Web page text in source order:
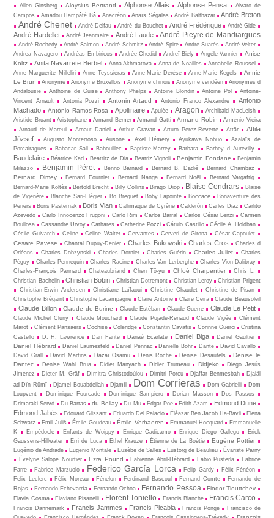
Allen Ginsberg
Aloysius Bertrand Alphonse Allais Alphonse Pensa
Alvaro de
Campos
Amadou Hampâté Bâ Anacréon Anaïs Ségalas André Balthazar André Breton
André Chenet André Delfau André du Bouchet André Frédérique André Gide
André Hardellet André Jeanmaire André Laude André Pieyre de Mandiargues
André Rochedy André Salmon André Schmitz André Spire André Suarès
André Velter
Andrea Navagero
Andréas Embiricos Andrée Chedid Andreï Biély Angèle Vannier
Anise
Koltz
Anita Navarrete Berbel Anna Akhmatova Anna de Noailles
Annabelle Roussel
Anne Marguerite Milleliri
Anne Teyssiéras Anne-Marie Derèse Anne-Marie Kegels
Annie
Le Brun
Anonyme Anonyme Bruxellois Anonyme chinois Anonyme vendéen
Anonymes d
Andalousie
Anthoine de Guise Anthony Phelps Antoine Blondin Antoine Pol
Antoine-
Vincent Arnault
Antonia Pozzi Antonin Artaud António Franco Alexandre
Antonio
Machado
António Ramos Rosa Apollinaire Apulée Aragon
Archibald MacLeish
Aristide Bruant
Aristophane Armand Bemer Armand Gatti Armand Robin
Arménio Vieira
Arnaud de Mareuil
Arnaut Daniel Arthur Cravan Arturo Perez-Reverte Attâr
Attila
József
Augusto Monterroso Ausone Axel Hémery Ayukawa Nobuo
Azalaïs de
Porcairagues
Babacar Sall Babouillec Baptiste-Marrey Barbara Barbey d Aurevilly
Baudelaire Béatrice Kad Beatritz de Dia Beatriz Vignoli Benjamin Fondane
Benjamin
Milazzo
Benjamin Péret Benno Barnard Bernard B. Dadié Bernard Chambaz
Bernard Dimey Bernard Fournier Bernard Nanga Bernard Noël
Bernard Vargaftig
Bernard-Marie Koltès
Bertold Brecht Billy Collins Birago Diop Blaise Cendrars
Blaise
de Vigenère
Blanche Sari-Flégier Bo Breguet Boby Lapointe Boccace
Bonaventure des
Periers
Boris Pasternak Boris Vian Callimaque de Cyrène Cal­derón Carles Diaz
Carlito
Azevedo
Carlo Innocenzo Frugoni Carlo Rim Carlos Barral Carlos César Lenzi
Carmen
Boullosa
Cassandre Urvoy Cathares Catherine Pozzi Cátulo Castillo
Cécile A. Holdban
Cécile Guivarch
Céline Céline Walter Cervantes Cerveri de Girona César Capoulet
Cesare Pavese Chantal Dupuy-Denier Charles Bukowski Charles Cros
Charles d
Orléans
Charles Dobzynski Charles Dornier Charles Guérin Charles Juliet
Charles
Péguy
Charles Pennequin Charles Racine Charles Van Lerberghe
Charles Vion Dalibray
Charles-François Pannard
Chateaubriand Chen Tö-yu Chloé Charpentier
Chris L.
Christian Bachelin
Christian Bobin Christian Dotremont Christian Leroy
Christian Prigent
Christian-Erwin Andersen
Christiane Laïfaoui Christine Chaudet
Christine de Pisan
Christophe Brégaint
Christophe Lacampagne Claire Antoine Claire Ceira Claude Beausoleil
Claude Billon Claude de Burine Claude Estéban Claude Guerre Claude Le Petit
Claude Michel Cluny Claude Mouchard Claude Pujade-Renaud Claude Vigée
Clément
Marot
Clément Pansaers Cochise Coleridge Constantin Cavafis Corinne Guerci
Cristina
Castello
D. H. Lawrence Dan Fante Danaé Ecarlate Daniel Biga Daniel Gaultier
Daniel Hébrard Daniel Laumesfeld Daniel Pennac Danielle Bohr Dante
David Cavallo
David Grall
David Martins Dazaï Osamu Denis Roche Denise Desautels
Denise le
Dantec
Denise Wahl Brua Didier Manyach Didier Trumeau Didjeko
Diego Jesús
Jiménez
Dieter M. Gräf Dìmitra Christodoùlou Dimitri Porcu Djaffar Benmesbah
Djalâl
ad-Dîn Rûmî
Djamel Bouabdellah Djamīl Dom Corrieras Dom Gabrielli
Dom
Loupvent
Dominique Fourcade Dominique Sampiero Dorian Masson
Dos Passos
Drimaraki-Servò
Du Bartas du Bellay Du Mu Edgar Poe Edith Azam
Edmond Dune
Edmond Jabès
Edouard Glissant Eduardo Del Palacio Éléazar Ben Jacob Ha-Bavli
Elena
Schwarz
Emil Juliš Émile Goudeau Émile Verhaeren Emmanuel Hocquard
Emmanuelle
K
Empédocle Enfants de Woippy Enrique Cadicamo Enrique Diego Gallego
Erick
Gaussens-Hillwater
Erri de Luca Ethel Krauze Étienne de La Boétie Eugène Pottier
Eugénio de Andrade Eugenio Montale Eusèbe de Salles Eustorg de Beaulieu
Évariste Parny
Évelyne Salope Nourtier
Ezra Pound Fabienne Abril-Hébrard Fabio Pusterla
Fabrice
Farre
Fabrice Marzuolo Federico García Lorca Felip Gardy
Félix Fénéon
Felix Leclerc
Félix Moreau Fénelon Ferdinand Bascoul Fernand Comte
Fernando de
Rojas
Fernando Echevarría Fernando Ochoa Fernando Pessoa Fiodor Tiouttchev
Flavia Cosma Flaviano Pisanelli Florent Toniello Francis Blanche Francis Carco
Francis Dannemark Francis Jammes Francis Picabia Francis Ponge
Francisco de